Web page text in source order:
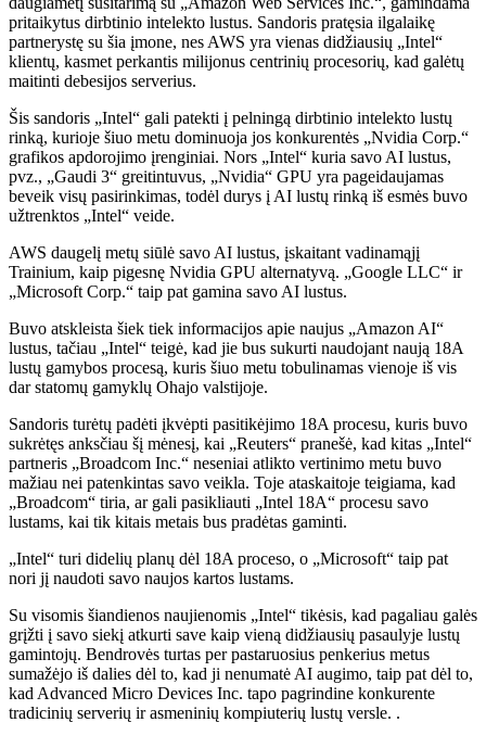
pritaikytus dirbtinio intelekto lustus. Sandoris pratęsia ilgalaikę
partnerystę su šia įmone, nes AWS yra vienas didžiausių „Intel“
klientų, kasmet perkantis milijonus centrinių procesorių, kad galėtų
maitinti debesijos serverius.
Šis sandoris „Intel“ gali patekti į pelningą dirbtinio intelekto lustų
rinką, kurioje šiuo metu dominuoja jos konkurentės „Nvidia Corp.“
grafikos apdorojimo įrenginiai. Nors „Intel“ kuria savo AI lustus,
pvz., „Gaudi 3“ greitintuvus, „Nvidia“ GPU yra pageidaujamas
beveik visų pasirinkimas, todėl durys į AI lustų rinką iš esmės buvo
užtrenktos „Intel“ veide.
AWS daugelį metų siūlė savo AI lustus, įskaitant vadinamąjį
Trainium, kaip pigesnę Nvidia GPU alternatyvą. „Google LLC“ ir
„Microsoft Corp.“ taip pat gamina savo AI lustus.
Buvo atskleista šiek tiek informacijos apie naujus „Amazon AI“
lustus, tačiau „Intel“ teigė, kad jie bus sukurti naudojant naują 18A
lustų gamybos procesą, kuris šiuo metu tobulinamas vienoje iš vis
dar statomų gamyklų Ohajo valstijoje.
Sandoris turėtų padėti įkvėpti pasitikėjimo 18A procesu, kuris buvo
sukrėtęs anksčiau šį mėnesį, kai „Reuters“ pranešė, kad kitas „Intel“
partneris „Broadcom Inc.“ neseniai atlikto vertinimo metu buvo
mažiau nei patenkintas savo veikla. Toje ataskaitoje teigiama, kad
„Broadcom“ tiria, ar gali pasikliauti „Intel 18A“ procesu savo
lustams, kai tik kitais metais bus pradėtas gaminti.
„Intel“ turi didelių planų dėl 18A proceso, o „Microsoft“ taip pat
nori jį naudoti savo naujos kartos lustams.
Su visomis šiandienos naujienomis „Intel“ tikėsis, kad pagaliau galės
grįžti į savo siekį atkurti save kaip vieną didžiausių pasaulyje lustų
gamintojų. Bendrovės turtas per pastaruosius penkerius metus
sumažėjo iš dalies dėl to, kad ji nenumatė AI augimo, taip pat dėl ​​to,
kad Advanced Micro Devices Inc. tapo pagrindine konkurente
tradicinių serverių ir asmeninių kompiuterių lustų versle. .